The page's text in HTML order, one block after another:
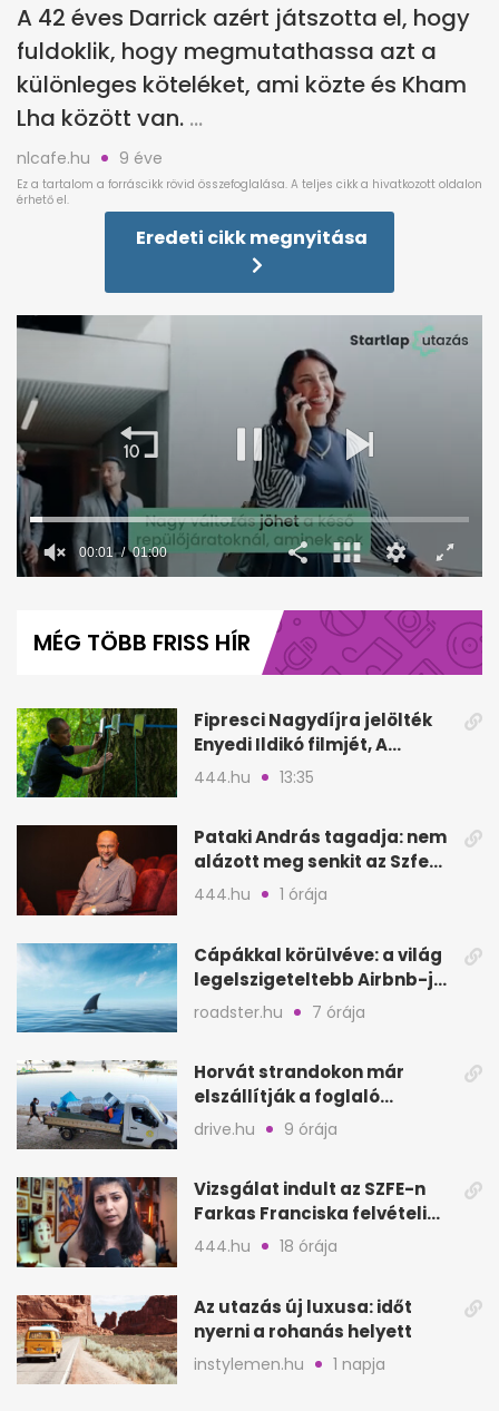
A 42 éves Darrick azért játszotta el, hogy
fuldoklik, hogy megmutathassa azt a
különleges köteléket, ami közte és Kham
Lha között van.
nlcafe.hu 9 éve
Eredeti cikk megnyitása
minute,
00:02 01:00
MÉG TÖBB FRISS HÍR
Fipresci Nagydíjra jelölték
Enyedi Ildikó filmjét, A
Csendes barátot
444.hu 13:35
Pataki András tagadja: nem
alázott meg senkit az Szfe
felvételijén
444.hu 1 órája
Cápákkal körülvéve: a világ
legelszigeteltebb Airbnb-je
a nyílt tengeren
roadster.hu 7 órája
Horvát strandokon már
elszállítják a foglaló
törölközőket is
drive.hu 9 órája
Vizsgálat indult az SZFE-n
Farkas Franciska felvételi
videója után
444.hu 18 órája
Az utazás új luxusa: időt
nyerni a rohanás helyett
instylemen.hu 1 napja